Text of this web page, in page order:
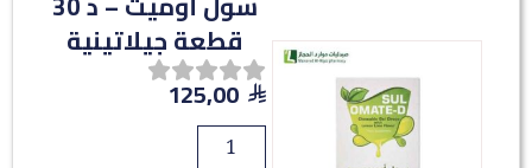
قطعة جيلاتينية
125,00